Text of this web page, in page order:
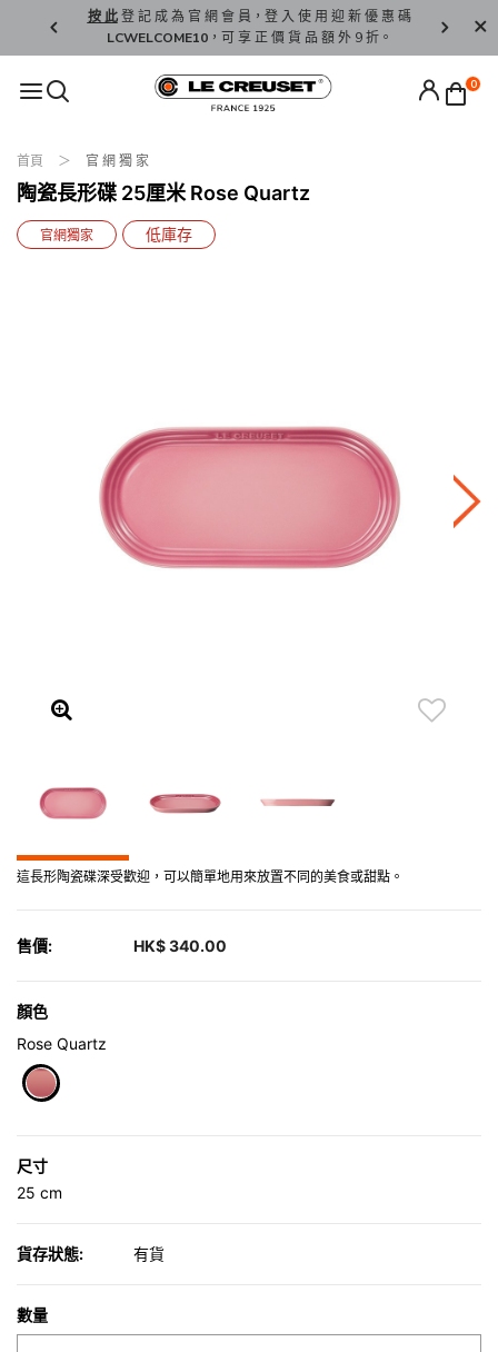
按 此登 記 成 為 官 網 會 員，登 入 使 用 迎 新 優 惠 碼
LCWELCOME10，可 享 正 價 貨 品 額 外 9 折。
香 港 / 澳
0
首頁 官 網 獨 家
陶瓷長形碟 25厘米 Rose Quartz
官網獨家 低庫存
這長形陶瓷碟深受歡迎，可以簡單地用來放置不同的美食或甜點。
售價: HK$ 340.00
顏色
Rose Quartz
尺寸
25 cm
貨存狀態: 有貨
數量